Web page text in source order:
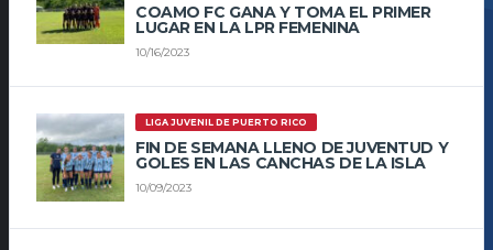
COAMO FC GANA Y TOMA EL PRIMER
LUGAR EN LA LPR FEMENINA
10/16/2023
LIGA JUVENIL DE PUERTO RICO
FIN DE SEMANA LLENO DE JUVENTUD Y
GOLES EN LAS CANCHAS DE LA ISLA
10/09/2023